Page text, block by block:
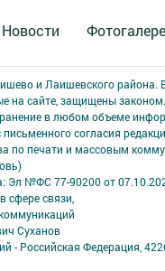
Новости
и Лаишевского
на сайте, защищены законом.
в любом объеме
согласия
по печати и массовым
Эл №ФC 77-90200 от
сфере связи,
Суханов
- Российская Федерация,